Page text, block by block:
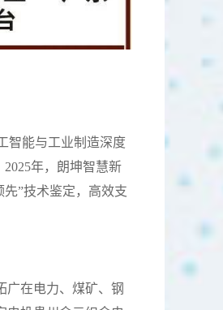
智能与工业制造深度
年，朗坤智慧新
”技术鉴定，高效支
广在电力、煤矿、钢